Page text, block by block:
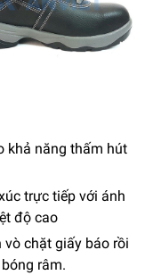
khả năng thấm hút
trực tiếp với ánh
độ cao
chặt giấy báo rồi
râm.